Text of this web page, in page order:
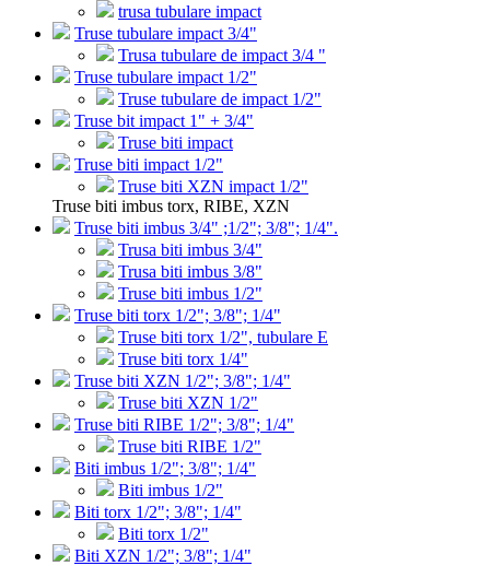
trusa tubulare impact
Truse tubulare impact 3/4"
Trusa tubulare de impact 3/4 "
Truse tubulare impact 1/2"
Truse tubulare de impact 1/2"
Truse bit impact 1" + 3/4"
Truse biti impact
Truse biti impact 1/2"
Truse biti XZN impact 1/2"
Truse biti imbus torx, RIBE, XZN
Truse biti imbus 3/4" ;1/2"; 3/8"; 1/4".
Trusa biti imbus 3/4"
Trusa biti imbus 3/8"
Truse biti imbus 1/2"
Truse biti torx 1/2"; 3/8"; 1/4"
Truse biti torx 1/2", tubulare E
Truse biti torx 1/4"
Truse biti XZN 1/2"; 3/8"; 1/4"
Truse biti XZN 1/2"
Truse biti RIBE 1/2"; 3/8"; 1/4"
Truse biti RIBE 1/2"
Biti imbus 1/2"; 3/8"; 1/4"
Biti imbus 1/2"
Biti torx 1/2"; 3/8"; 1/4"
Biti torx 1/2"
Biti XZN 1/2"; 3/8"; 1/4"